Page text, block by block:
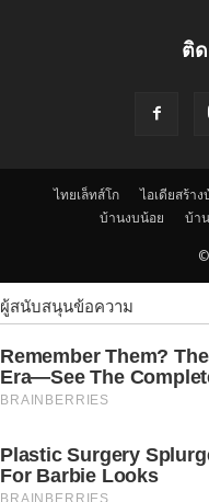
ติ
ไทยเล็ทส์โก ไอเดียสร้า
บ้านงบน้อย
บ้า